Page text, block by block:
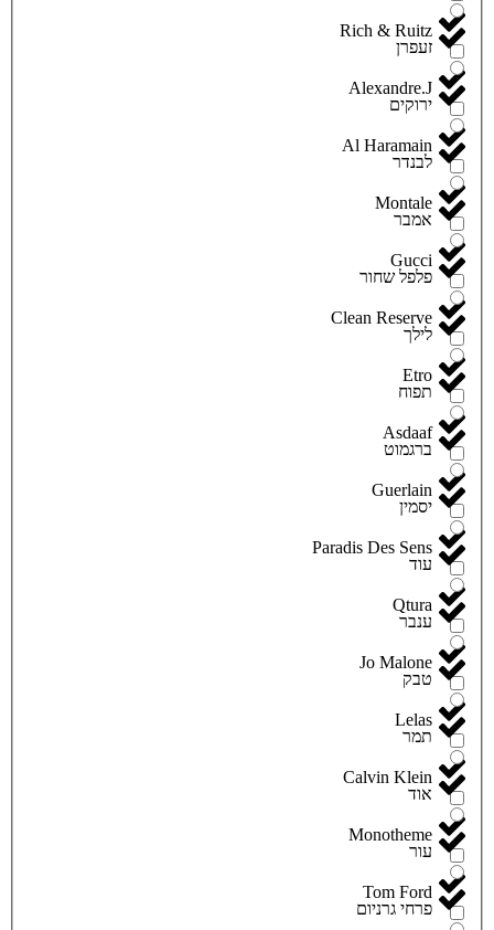
Rich & Ruitz
Alexandre.J
Al Haramain
Montale
Gucci
Clean Reserve
Etro
Asdaaf
Guerlain
Paradis Des Sens
Qtura
Jo Malone
Lelas
Calvin Klein
Monotheme
Tom Ford
זעפרן
ירוקים
לבנדר
אמבר
פלפל שחור
לילך
תפוח
ברגמוט
יסמין
עוד
ענבר
טבק
תמר
אוד
עור
פרחי גרניום